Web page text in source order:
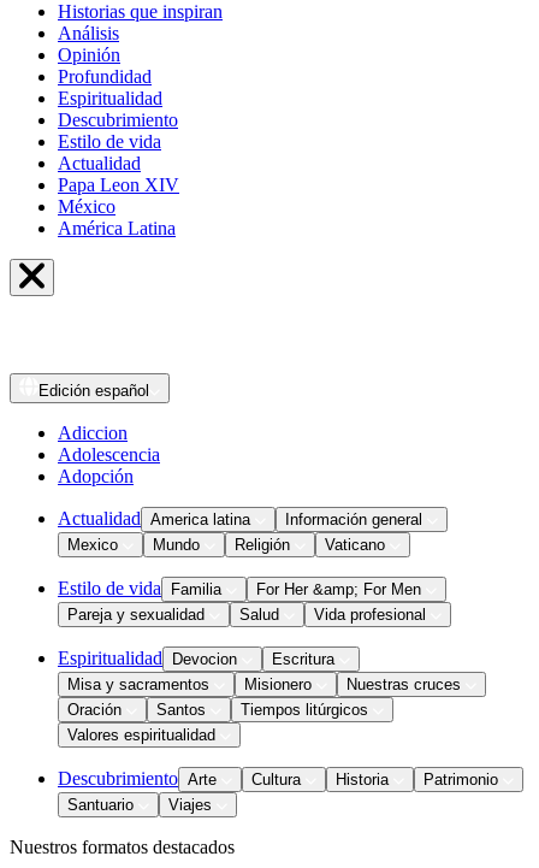
Historias que inspiran
Análisis
Opinión
Profundidad
Espiritualidad
Descubrimiento
Estilo de vida
Actualidad
Papa Leon XIV
México
América Latina
Edición español
Adiccion
Adolescencia
Adopción
Actualidad America latina
Información general
Mexico
Mundo Religión Vaticano
Estilo de vida Familia
For Her &amp; For Men
Pareja y sexualidad
Salud Vida profesional
Espiritualidad Devocion
Escritura
Misa y sacramentos
Misionero
Nuestras cruces
Oración
Santos
Tiempos litúrgicos
Valores espiritualidad
Descubrimiento Arte Cultura Historia
Patrimonio
Santuario
Viajes
Nuestros formatos destacados